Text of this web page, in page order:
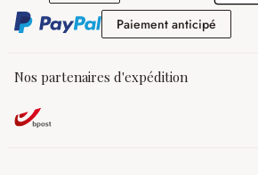
Paiement anticipé
Nos partenaires d'expédition